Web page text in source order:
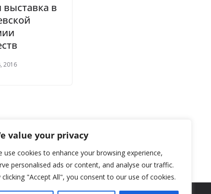
value your privacy
use cookies to enhance your browsing experience,
personalised ads or content, and analyse our traffic.
clicking "Accept All", you consent to our use of cookies.
выставка в
2016